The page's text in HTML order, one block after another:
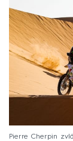
Pierre Cherpin